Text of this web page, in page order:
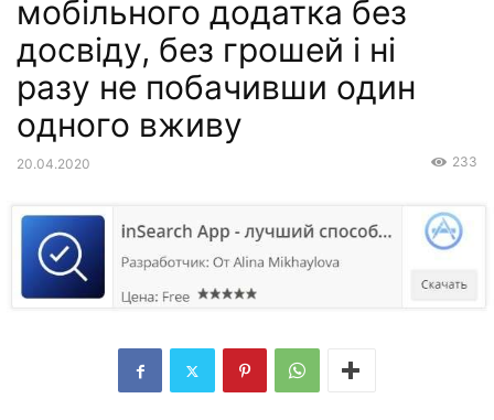
мобільного додатка без
досвіду, без грошей і ні
разу не побачивши один
одного вживу
20.04.2020 233